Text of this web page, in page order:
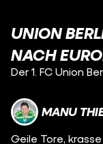
UNION
NACH
MANU
Geile Tore,